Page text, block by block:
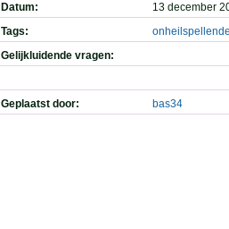
Datum:
13 december
Tags:
Gelijkluidende vragen:
Geplaatst door: bas34